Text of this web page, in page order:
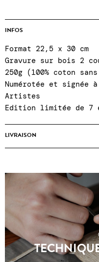
INFOS
Format 22,5 x 30 cm
Gravure sur bois 2
250g (100% coton
Numérotée et signée
Artistes
Edition limitée de 7
LIVRAISON
d'authenticité ●
Expéditions
collect à la galerie
19h ● SAV du mardi
1 43 55 44 68 ●Les
pas les éventuels
pays hors UE.